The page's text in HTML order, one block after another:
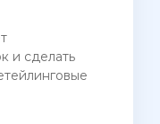
и сделать